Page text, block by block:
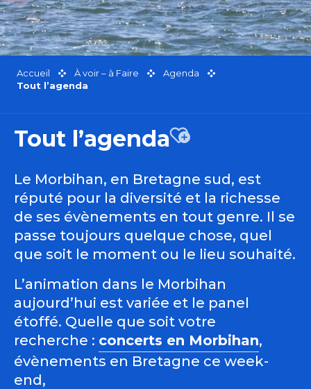
Accueil À voir – à Faire
Agenda
Tout l’agenda
Tout l’agendaAjouter aux
Le Morbihan, en Bretagne sud, est
réputé pour la diversité et la richesse
de ses évènements en tout genre. Il se
passe toujours quelque chose, quel
que soit le moment ou le lieu souhaité.
L’animation dans le Morbihan
aujourd’hui est variée et le panel
étoffé. Quelle que soit votre
recherche : concerts en Morbihan,
évènements en Bretagne ce week-
end,